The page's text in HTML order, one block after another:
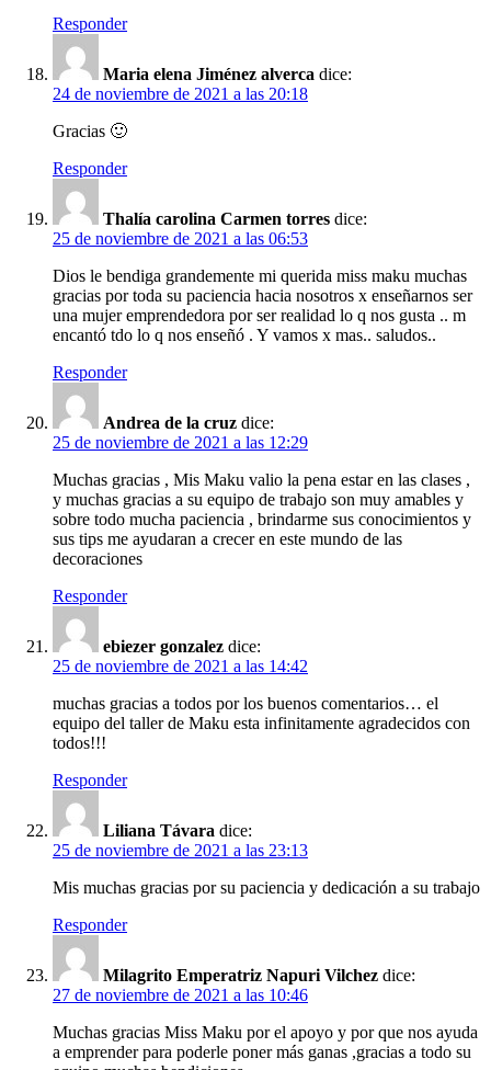
Responder
Maria elena Jiménez alverca dice:
24 de noviembre de 2021 a las 20:18
Gracias 🙂
Responder
Thalía carolina Carmen torres dice:
25 de noviembre de 2021 a las 06:53
Dios le bendiga grandemente mi querida miss maku muchas
gracias por toda su paciencia hacia nosotros x enseñarnos ser
una mujer emprendedora por ser realidad lo q nos gusta .. m
encantó tdo lo q nos enseñó . Y vamos x mas.. saludos..
Responder
Andrea de la cruz dice:
25 de noviembre de 2021 a las 12:29
Muchas gracias , Mis Maku valio la pena estar en las clases ,
y muchas gracias a su equipo de trabajo son muy amables y
sobre todo mucha paciencia , brindarme sus conocimientos y
sus tips me ayudaran a crecer en este mundo de las
decoraciones
Responder
ebiezer gonzalez dice:
25 de noviembre de 2021 a las 14:42
muchas gracias a todos por los buenos comentarios… el
equipo del taller de Maku esta infinitamente agradecidos con
todos!!!
Responder
Liliana Távara dice:
25 de noviembre de 2021 a las 23:13
Mis muchas gracias por su paciencia y dedicación a su trabajo
Responder
Milagrito Emperatriz Napuri Vilchez dice:
27 de noviembre de 2021 a las 10:46
Muchas gracias Miss Maku por el apoyo y por que nos ayuda
a emprender para poderle poner más ganas ,gracias a todo su